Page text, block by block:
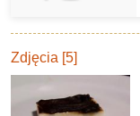
Zdjęcia [5]